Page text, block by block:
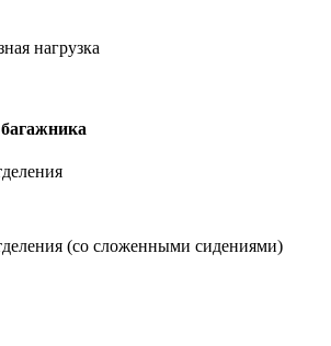
нагрузка
(со сложенными сидениями)